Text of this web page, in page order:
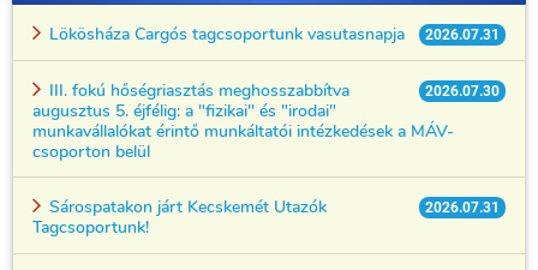
2026.07.31
Lökösháza Cargós tagcsoportunk vasutasnapja
2026.07.30
III. fokú hőségriasztás meghosszabbítva
augusztus 5. éjfélig: a "fizikai" és "irodai"
munkavállalókat érintő munkáltatói intézkedések a MÁV-
csoporton belül
2026.07.31
Sárospatakon járt Kecskemét Utazók
Tagcsoportunk!